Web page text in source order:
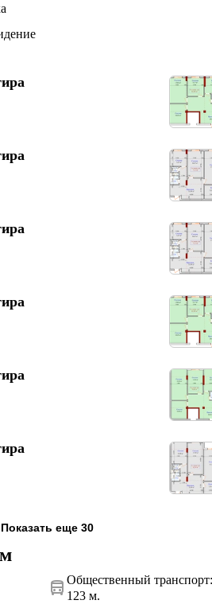
с ЖК:
не просто жильё, а новый
и статус гармонично
проекте в самом сердце
Показать еще 30
Общественный транспорт:
123 м.